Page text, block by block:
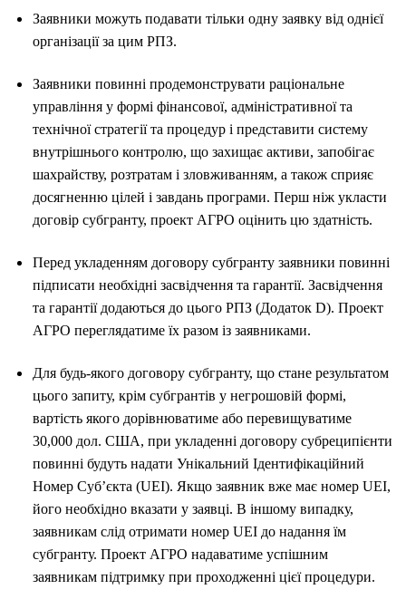
Заявники можуть подавати тільки одну заявку від однієї
організації за цим РПЗ.
Заявники повинні продемонструвати раціональне
управління у формі фінансової, адміністративної та
технічної стратегії та процедур і представити систему
внутрішнього контролю, що захищає активи, запобігає
шахрайству, розтратам і зловживанням, а також сприяє
досягненню цілей і завдань програми. Перш ніж укласти
договір субгранту, проект АГРО оцінить цю здатність.
Перед укладенням договору субгранту заявники повинні
підписати необхідні засвідчення та гарантії. Засвідчення
та гарантії додаються до цього РПЗ (Додаток D). Проект
АГРО переглядатиме їх разом із заявниками.
Для будь-якого договору субгранту, що стане результатом
цього запиту, крім субгрантів у негрошовій формі,
вартість якого дорівнюватиме або перевищуватиме
30,000 дол. США, при укладенні договору субреципієнти
повинні будуть надати Унікальний Ідентифікаційний
Номер Суб’єкта (UEI). Якщо заявник вже має номер UEI,
його необхідно вказати у заявці. В іншому випадку,
заявникам слід отримати номер UEI до надання їм
субгранту. Проект АГРО надаватиме успішним
заявникам підтримку при проходженні цієї процедури.